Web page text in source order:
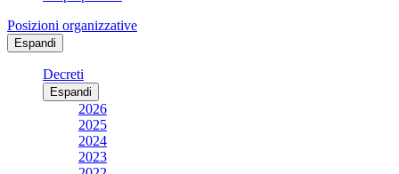
Posizioni organizzative
Espandi
Decreti
Espandi
2026
2025
2024
2023